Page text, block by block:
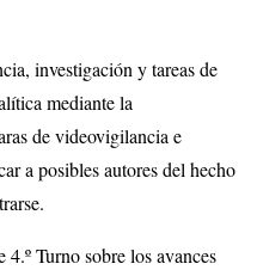
investigación y tareas de
mediante la
de videovigilancia e
a posibles autores del hecho
Turno sobre los avances